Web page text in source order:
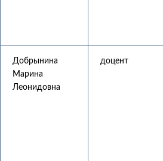
Добрынина
Марина
Леонидовна
доцент